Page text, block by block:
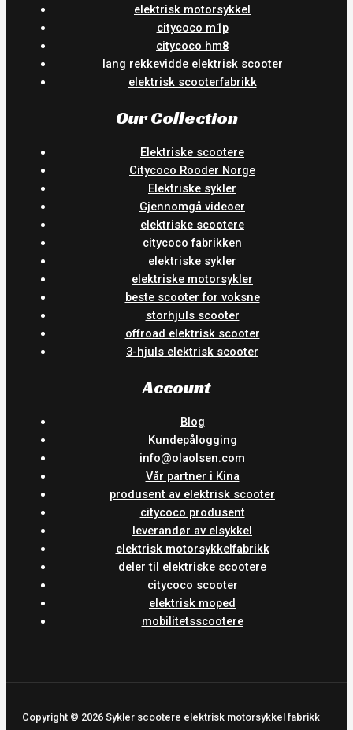
elektrisk motorsykkel
citycoco m1p
citycoco hm8
lang rekkevidde elektrisk scooter
elektrisk scooterfabrikk
Our Collection
Elektriske scootere
Citycoco Rooder Norge
Elektriske sykler
Gjennomgå videoer
elektriske scootere
citycoco fabrikken
elektriske sykler
elektriske motorsykler
beste scooter for voksne
storhjuls scooter
offroad elektrisk scooter
3-hjuls elektrisk scooter
Account
Blog
Kundepålogging
info@olaolsen.com
Vår partner i Kina
produsent av elektrisk scooter
citycoco produsent
leverandør av elsykkel
elektrisk motorsykkelfabrikk
deler til elektriske scootere
citycoco scooter
elektrisk moped
mobilitetsscootere
Copyright © 2026 Sykler scootere elektrisk motorsykkel fabrikk